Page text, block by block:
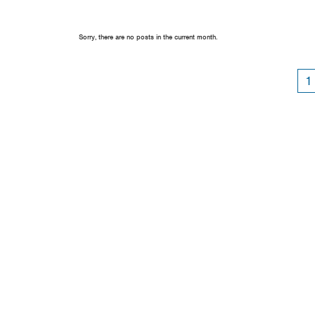
Sorry, there are no posts in the current month.
1